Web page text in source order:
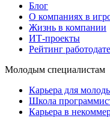
Блог
О компаниях в
Жизнь в компании
ИТ-проекты
Рейтинг
Молодым специалистам
Карьера для
Школа
Карьера в